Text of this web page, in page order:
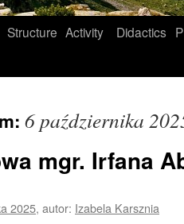
Structure Activity Didactics
6 października
mgr. Irfana
2025, autor: Izabela Karsznia